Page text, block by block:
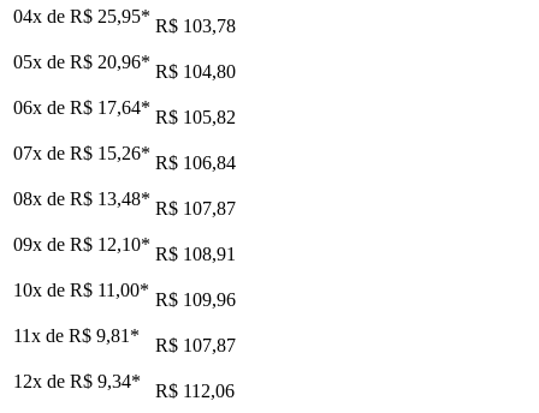
04x de R$ 25,95* R$ 103,78
05x de R$ 20,96* R$ 104,80
06x de R$ 17,64* R$ 105,82
07x de R$ 15,26* R$ 106,84
08x de R$ 13,48* R$ 107,87
09x de R$ 12,10* R$ 108,91
10x de R$ 11,00* R$ 109,96
11x de R$ 9,81*
R$ 107,87
12x de R$ 9,34* R$ 112,06